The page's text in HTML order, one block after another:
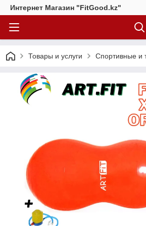
Интернет Магазин "FitGood.kz"
Товары и услуги Спортивные и